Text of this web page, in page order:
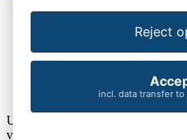
St. Gallen
Um unsere Webseite für Sie
verbessern zu können, verwenden
Reject
incl. data transfer